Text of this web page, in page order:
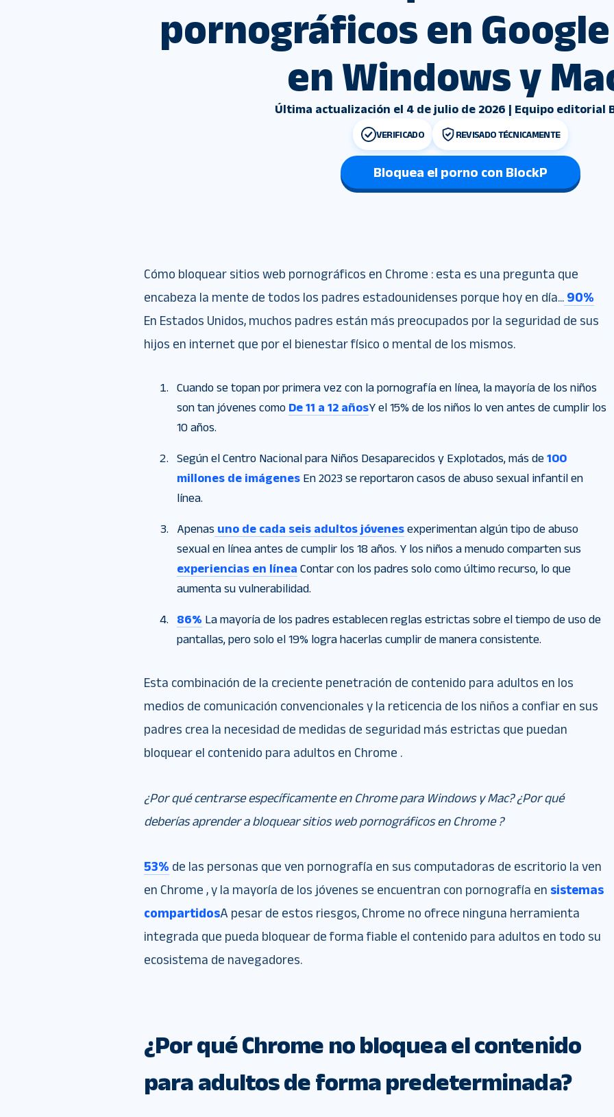
pornográficos en
en Windows y
Última actualización el 4 de julio de 2026 | Equipo editorial
VERIFICADO REVISADO TÉCNICAMENTE
Bloquea el porno con BlockP
Cómo bloquear sitios web pornográficos en Chrome : esta es una pregunta que
encabeza la mente de todos los padres estadounidenses porque hoy en día... 90%
En Estados Unidos, muchos padres están más preocupados por la seguridad de sus
hijos en internet que por el bienestar físico o mental de los mismos.
Cuando se topan por primera vez con la pornografía en línea, la mayoría de los niños
son tan jóvenes como De 11 a 12 añosY el 15% de los niños lo ven antes de cumplir los
10 años.
Según el Centro Nacional para Niños Desaparecidos y Explotados, más de 100
millones de imágenes En 2023 se reportaron casos de abuso sexual infantil en
línea.
Apenas uno de cada seis adultos jóvenes experimentan algún tipo de abuso
sexual en línea antes de cumplir los 18 años. Y los niños a menudo comparten sus
experiencias en línea Contar con los padres solo como último recurso, lo que
aumenta su vulnerabilidad.
86% La mayoría de los padres establecen reglas estrictas sobre el tiempo de uso de
pantallas, pero solo el 19% logra hacerlas cumplir de manera consistente.
Esta combinación de la creciente penetración de contenido para adultos en los
medios de comunicación convencionales y la reticencia de los niños a confiar en sus
padres crea la necesidad de medidas de seguridad más estrictas que puedan
bloquear el contenido para adultos en Chrome .
¿Por qué centrarse específicamente en Chrome para Windows y Mac? ¿Por qué
deberías aprender a bloquear sitios web pornográficos en Chrome ?
53% de las personas que ven pornografía en sus computadoras de escritorio la ven
en Chrome , y la mayoría de los jóvenes se encuentran con pornografía en sistemas
compartidosA pesar de estos riesgos, Chrome no ofrece ninguna herramienta
integrada que pueda bloquear de forma fiable el contenido para adultos en todo su
ecosistema de navegadores.
¿Por qué Chrome no bloquea el contenido
para adultos de forma predeterminada?